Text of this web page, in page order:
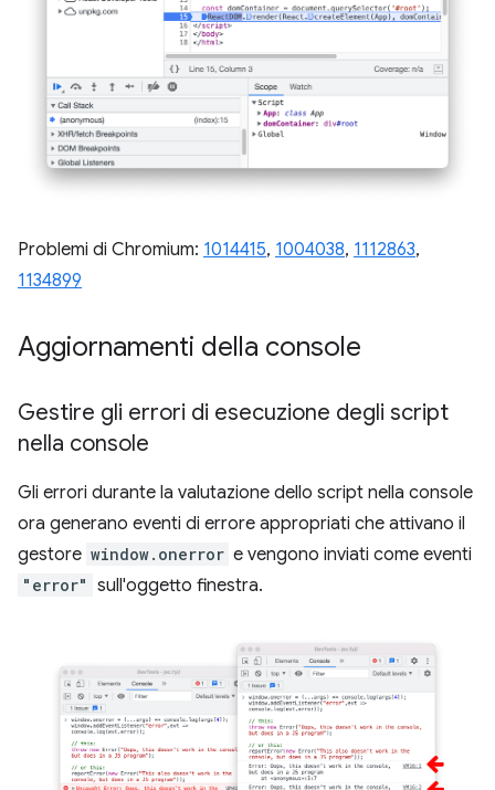
Problemi di Chromium: 1014415, 1004038, 1112863,
1134899
Aggiornamenti della console
Gestire gli errori di esecuzione degli script
nella console
Gli errori durante la valutazione dello script nella console
ora generano eventi di errore appropriati che attivano il
gestore window.onerror e vengono inviati come eventi
"error" sull'oggetto finestra.